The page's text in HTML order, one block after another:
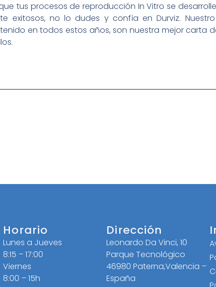
tus procesos de reproducción In Vitro se
exitosos, no lo dudes y confía en Durviz.
en todos estos años, son nuestra mejor carta
Horario
Lunes a Jueves
8:15 – 17:00
Viernes
8:00 – 15h
Dirección
Leonardo Da Vinci, 10
Parque Tecnológico
46980 Paterna,Valencia –
España